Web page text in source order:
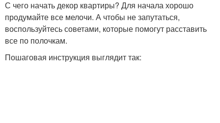
С чего начать декор квартиры? Для начала хорошо
продумайте все мелочи. А чтобы не запутаться,
воспользуйтесь советами, которые помогут расставить
все по полочкам.
Пошаговая инструкция выглядит так: